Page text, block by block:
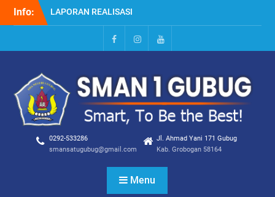
Info:
LAPORAN REALISASI
PENGGUNAAN DANA BOS
REGULER TAHAP 1 TH
2026
dan DAFTAR ULANG
FacebookInstagramYoutube
0292-533286
smansatugubug@gmail.com
Jl. Ahmad Yani 171 Gubug
Kab. Grobogan 58164
Menu